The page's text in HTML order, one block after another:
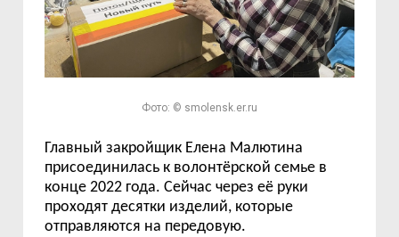
Фото: © smolensk.er.ru
Главный закройщик Елена Малютина
присоединилась к волонтёрской семье в
конце 2022 года. Сейчас через её руки
проходят десятки изделий, которые
отправляются на передовую.